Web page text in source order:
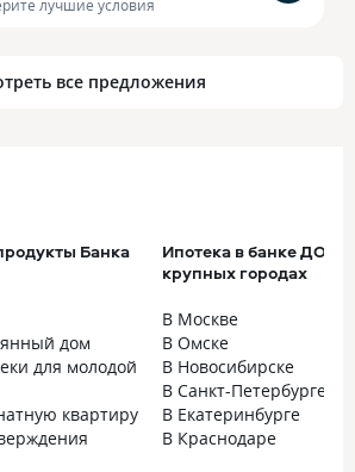
лучшие условия
все предложения
Банка
дом
для молодой
квартиру
Ипотека в банке
крупных городах
В Москве
В Омске
В Новосибирске
В Санкт-Петербурге
В Екатеринбурге
В Краснодаре